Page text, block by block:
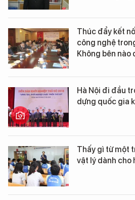
Thúc đẩy kết
công nghệ
Không bên nào
Hà Nội đi đầu
dựng quốc gia
Thấy gì từ một
vật lý dành cho